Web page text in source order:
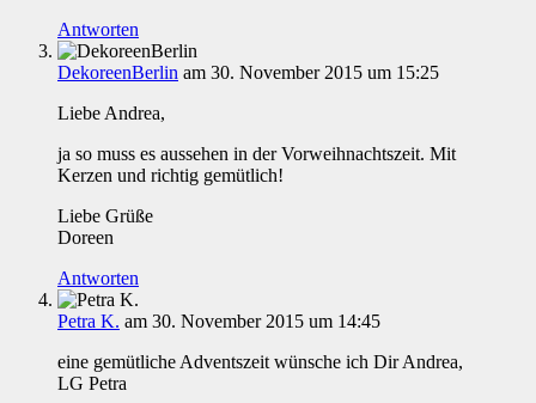
Antworten
DekoreenBerlin am 30. November 2015 um 15:25
Liebe Andrea,
ja so muss es aussehen in der Vorweihnachtszeit. Mit
Kerzen und richtig gemütlich!
Liebe Grüße
Doreen
Antworten
Petra K. am 30. November 2015 um 14:45
eine gemütliche Adventszeit wünsche ich Dir Andrea,
LG Petra